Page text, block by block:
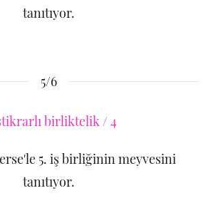
tanıtıyor.
5/6
5. iş birliğinin meyvesini
tanıtıyor.